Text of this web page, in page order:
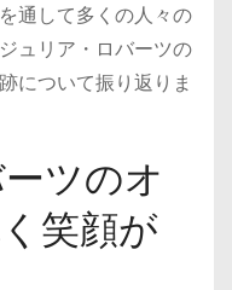
通して多くの人々の
ュリア・ロバーツの
について振り返りま
ツのオ
笑顔が